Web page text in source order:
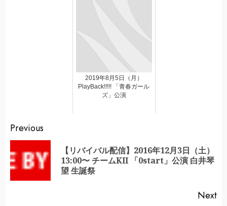
2019年8月5日（月）
PlayBack!!!!! 「青春ガール
ズ」公演
Continue
Reading
Previous
【リバイバル配信】2016年12月3日（土）
13:00〜 チームKII 「0start」公演 白井琴
望 生誕祭
Next